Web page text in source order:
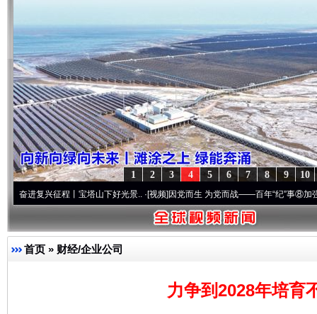
10
9
8
7
6
5
4
3
2
1
兴征程丨宝塔山下好光景..·[视频]因党而生 为党而战——百年“纪”事⑧加强纪律..·[
首页 » 财经/企业公司
力争到2028年培育